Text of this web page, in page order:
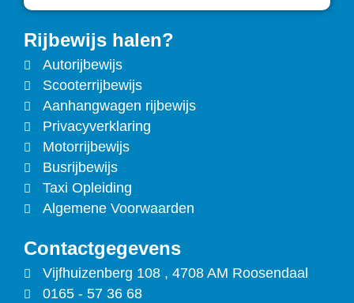
Rijbewijs halen?
Autorijbewijs
Scooterrijbewijs
Aanhangwagen rijbewijs
Privacyverklaring
Motorrijbewijs
Busrijbewijs
Taxi Opleiding
Algemene Voorwaarden
Contactgegevens
Vijfhuizenberg 108 , 4708 AM Roosendaal
0165 - 57 36 68